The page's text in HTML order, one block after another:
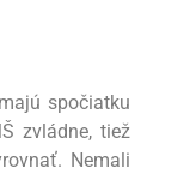
spočiatku
zvládne, tiež
Nemali